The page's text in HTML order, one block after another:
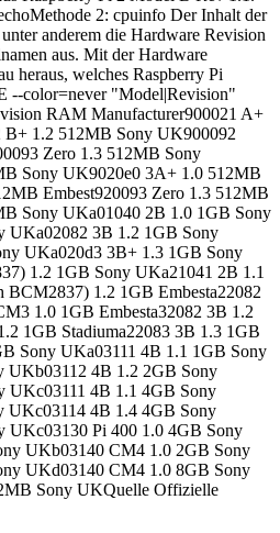
2: cpuinfo Der Inhalt der
anderem die Hardware Revision
aus. Mit der Hardware
heraus, welches Raspberry Pi
--color=never "Model|Revision"
RAM Manufacturer900021 A+
1.2 512MB Sony UK900092
Zero 1.3 512MB Sony
Sony UK9020e0 3A+ 1.0 512MB
Embest920093 Zero 1.3 512MB
Sony UKa01040 2B 1.0 1GB Sony
UKa02082 3B 1.2 1GB Sony
UKa020d3 3B+ 1.3 1GB Sony
1.2 1GB Sony UKa21041 2B 1.1
BCM2837) 1.2 1GB Embesta22082
1.0 1GB Embesta32082 3B 1.2
1GB Stadiuma22083 3B 1.3 1GB
Sony UKa03111 4B 1.1 1GB Sony
UKb03112 4B 1.2 2GB Sony
UKc03111 4B 1.1 4GB Sony
UKc03114 4B 1.4 4GB Sony
UKc03130 Pi 400 1.0 4GB Sony
UKb03140 CM4 1.0 2GB Sony
UKd03140 CM4 1.0 8GB Sony
Sony UKQuelle Offizielle